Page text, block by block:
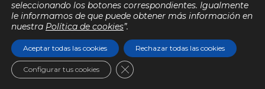
seleccionando los botones correspondientes. Igualmente
le informamos de que puede obtener más información en
nuestra Política de cookies”.
Aceptar todas las cookies Rechazar todas las cookies
Configurar tus cookies Cerrar el banner de cookies RGPD